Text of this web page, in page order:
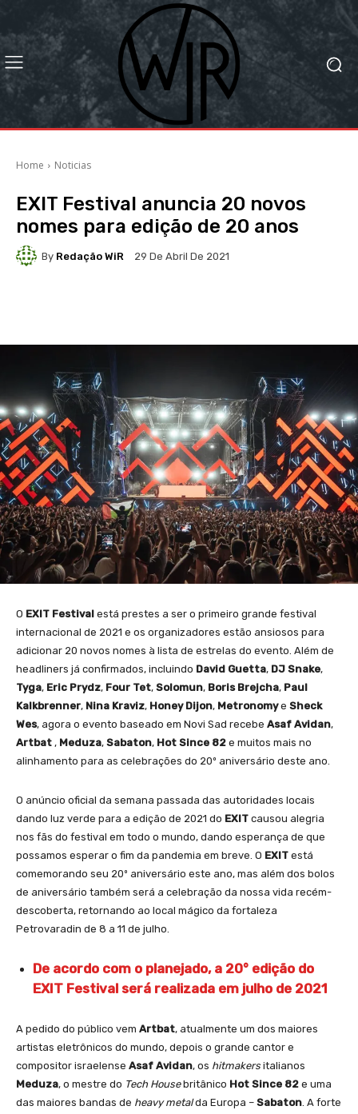
Home Noticias
EXIT Festival anuncia 20 novos
nomes para edição de 20 anos
By Redação WiR 29 De Abril De 2021
O EXIT Festival está prestes a ser o primeiro grande festival
internacional de 2021 e os organizadores estão ansiosos para
adicionar 20 novos nomes à lista de estrelas do evento. Além de
headliners já confirmados, incluindo David Guetta, DJ Snake,
Tyga, Eric Prydz, Four Tet, Solomun, Boris Brejcha, Paul
Kalkbrenner, Nina Kraviz, Honey Dijon, Metronomye Sheck
Wes, agora o evento baseado em Novi Sad recebe Asaf Avidan,
Artbat , Meduza, Sabaton, Hot Since 82 e muitos mais no
alinhamento para as celebrações do 20º aniversário deste ano.
O anúncio oficial da semana passada das autoridades locais
dando luz verde para a edição de 2021 do EXIT causou alegria
nos fãs do festival em todo o mundo, dando esperança de que
possamos esperar o fim da pandemia em breve. O EXIT está
comemorando seu 20º aniversário este ano, mas além dos bolos
de aniversário também será a celebração da nossa vida recém-
descoberta, retornando ao local mágico da fortaleza
Petrovaradin de 8 a 11 de julho.
De acordo com o planejado, a 20° edição do
EXIT Festival será realizada em julho de 2021
A pedido do público vem Artbat, atualmente um dos maiores
artistas eletrônicos do mundo, depois o grande cantor e
compositor israelense Asaf Avidan, os hitmakers italianos
Meduza, o mestre do Tech Housebritânico Hot Since 82 e uma
das maiores bandas de heavy metalda Europa – Sabaton. A forte